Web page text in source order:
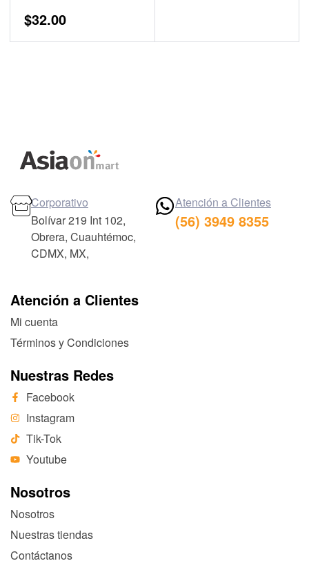
$32.00
Atención a Clientes
Mi cuenta
Términos y Condiciones
Nuestras Redes
Facebook
Instagram
Tik-Tok
Youtube
Nosotros
Nosotros
Nuestras tiendas
Contáctanos
Corporativo
Bolívar 219 Int 102,
Obrera, Cuauhtémoc,
CDMX, MX,
Atención a Clientes
(56) 3949 8355